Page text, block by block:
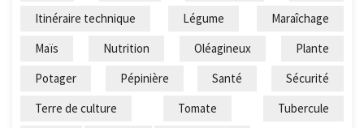
Itinéraire technique
Légume
Maraîchage
Maïs
Nutrition Oléagineux
Plante
Potager
Pépinière Santé
Sécurité
Terre de culture
Tomate
Tubercule